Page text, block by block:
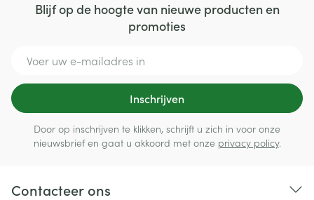
Blijf op de hoogte van nieuwe producten en
promoties
Inschrijven
Door op inschrijven te klikken, schrijft u zich in voor onze
nieuwsbrief en gaat u akkoord met onze privacy policy.
Contacteer ons